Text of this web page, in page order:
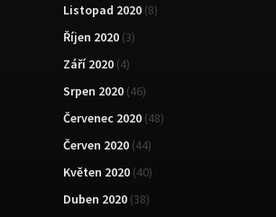
Listopad 2020 (8)
Říjen 2020 (3)
Září 2020 (4)
Srpen 2020 (46)
Červenec 2020 (48)
Červen 2020 (44)
Květen 2020 (40)
Duben 2020 (38)